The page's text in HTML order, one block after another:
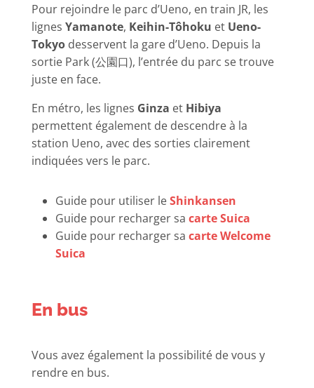
Pour rejoindre le parc d’Ueno, en train JR, les
lignes Yamanote, Keihin-Tôhoku et Ueno-
Tokyodesservent la gare d’Ueno. Depuis la
sortie Park (公園口), l’entrée du parc se trouve
juste en face.
En métro, les lignes Ginza et Hibiya
permettent également de descendre à la
station Ueno, avec des sorties clairement
indiquées vers le parc.
Guide pour utiliser leShinkansen
Guide pour recharger sa carte Suica
Guide pour recharger sa carte Welcome
Suica
En bus
Vous avez également la possibilité de vous y
rendre en bus.